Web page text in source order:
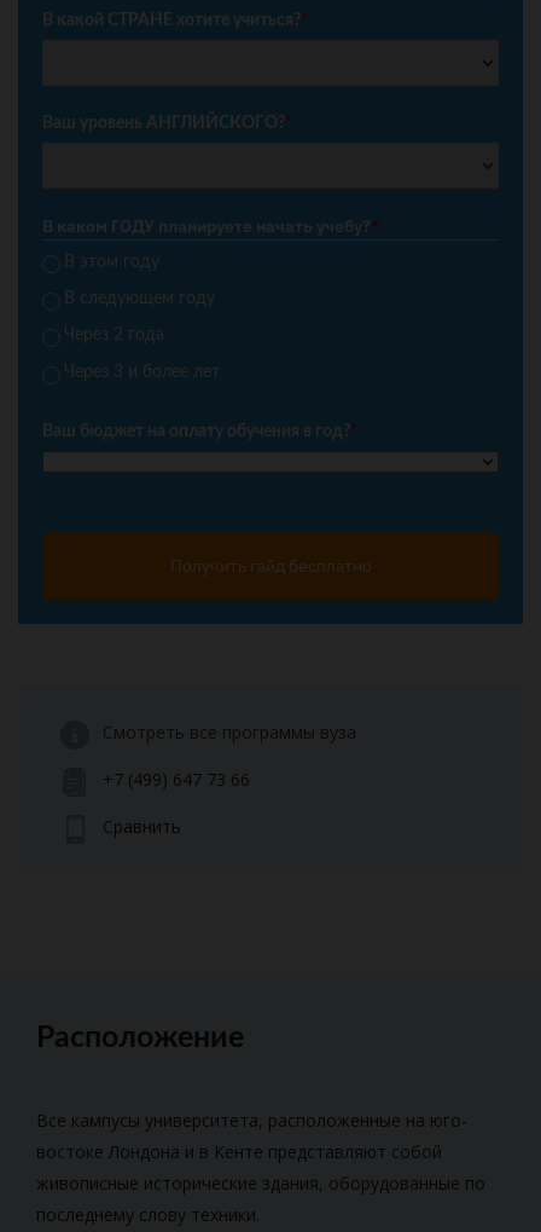
В какой СТРАНЕ хотите учиться?*
Ваш уровень АНГЛИЙСКОГО?*
В каком ГОДУ планируете начать учебу?*
В этом году
В следующем году
Через 2 года
Через 3 и более лет
Ваш бюджет на оплату обучения в год?*
Получить гайд бесплатно
Смотреть все программы вуза
+7 (499) 647 73 66
Сравнить
Расположение
Все кампусы университета, расположенные на юго-
востоке Лондона и в Кенте представляют собой
живописные исторические здания, оборудованные по
последнему слову техники.